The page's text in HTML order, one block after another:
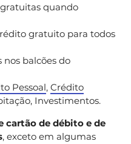
quando
gratuito para todos
balcões do
Pessoal, Crédito
Investimentos.
cartão de débito e de
, exceto em algumas